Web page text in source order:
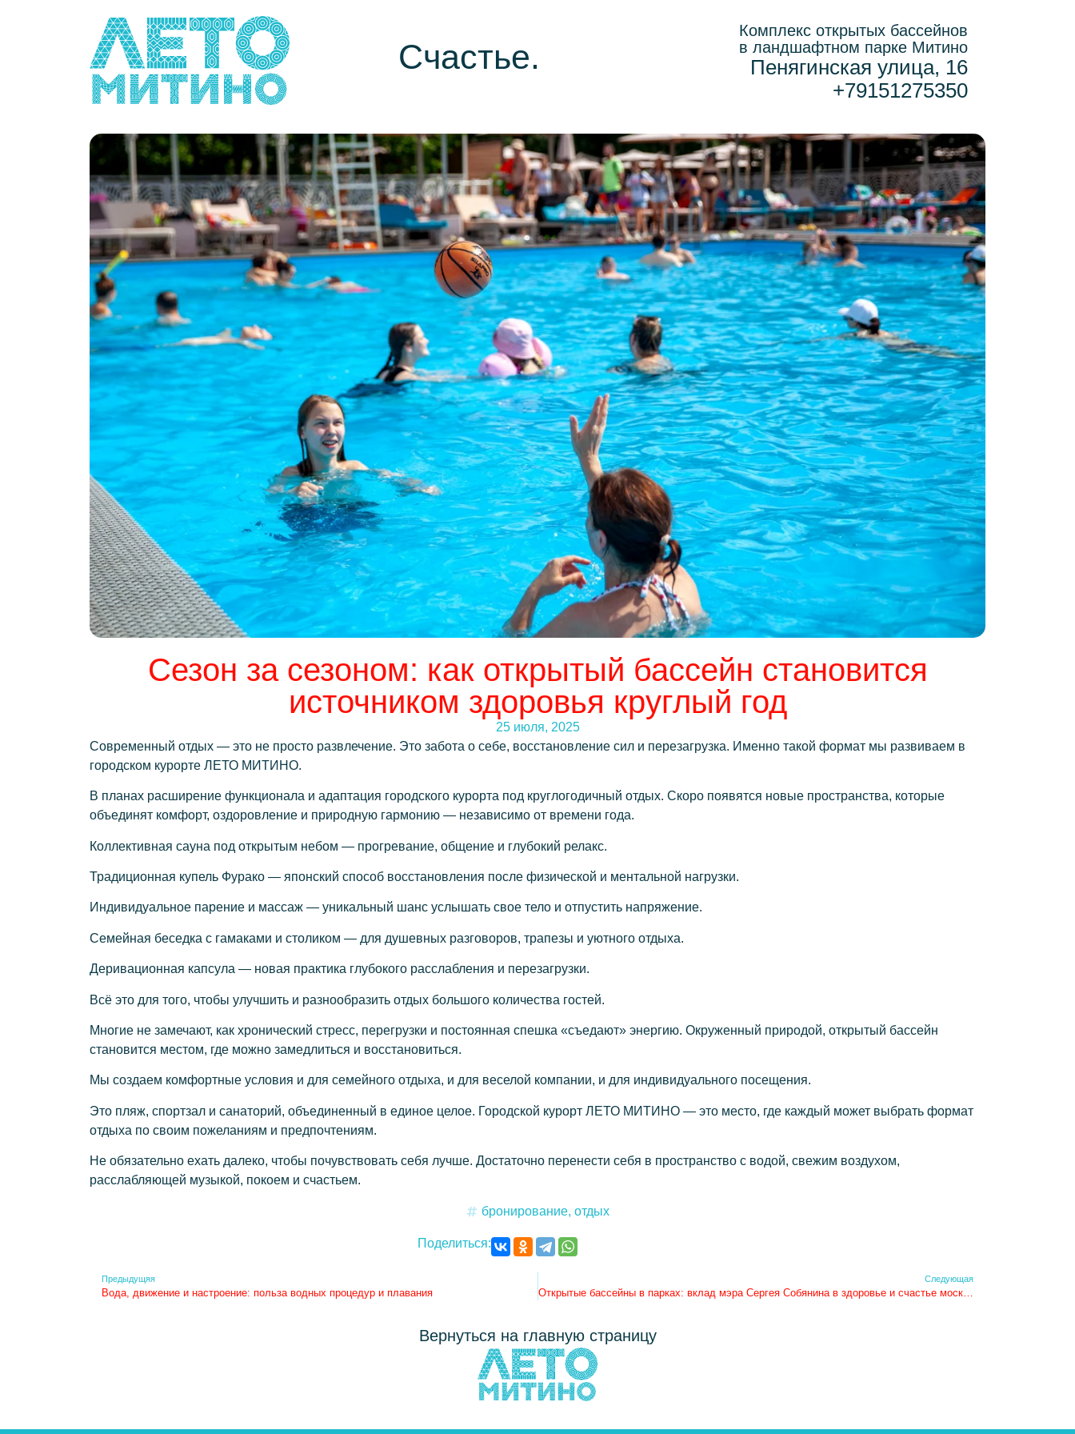
Счастье.
Комплекс открытых бассейнов
в ландшафтном парке Митино
Пенягинская улица, 16
+79151275350
Сезон за сезоном: как открытый бассейн становится
источником здоровья круглый год
25 июля, 2025
Современный отдых — это не просто развлечение. Это забота о себе, восстановление сил и перезагрузка. Именно такой формат мы развиваем в
городском курорте ЛЕТО МИТИНО.
В планах расширение функционала и адаптация городского курорта под круглогодичный отдых. Скоро появятся новые пространства, которые
объединят комфорт, оздоровление и природную гармонию — независимо от времени года.
Коллективная сауна под открытым небом — прогревание, общение и глубокий релакс.
Традиционная купель Фурако — японский способ восстановления после физической и ментальной нагрузки.
Индивидуальное парение и массаж — уникальный шанс услышать свое тело и отпустить напряжение.
Семейная беседка с гамаками и столиком — для душевных разговоров, трапезы и уютного отдыха.
Деривационная капсула — новая практика глубокого расслабления и перезагрузки.
Всё это для того, чтобы улучшить и разнообразить отдых большого количества гостей.
Многие не замечают, как хронический стресс, перегрузки и постоянная спешка «съедают» энергию. Окруженный природой, открытый бассейн
становится местом, где можно замедлиться и восстановиться.
Мы создаем комфортные условия и для семейного отдыха, и для веселой компании, и для индивидуального посещения.
Это пляж, спортзал и санаторий, объединенный в единое целое. Городской курорт ЛЕТО МИТИНО — это место, где каждый может выбрать формат
отдыха по своим пожеланиям и предпочтениям.
Не обязательно ехать далеко, чтобы почувствовать себя лучше. Достаточно перенести себя в пространство с водой, свежим воздухом,
расслабляющей музыкой, покоем и счастьем.
бронирование, отдых
Поделиться:
Предыдущяя
Вода, движение и настроение: польза водных процедур и плавания
Следующая
Открытые бассейны в парках: вклад мэра Сергея Собянина в здоровье и счастье москвичей
Вернуться на главную страницу